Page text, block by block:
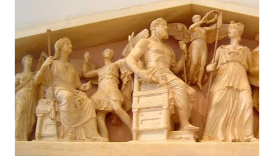
цветом, Юные, тех же… Младостью чуждые смерти… Оных
жен воспевайте, о Музы… Всех, с которыми Зевс
Олимпийский возлег дальнегромный, Семя излив… Также и
тех, Посейдон которых… 2 (56) Дева Пандора в чертогах
преславного Девкалиона С мощным Зевсом -отцом, что
владыка над всеми богами, Ложем она сочеталась, родив
многоборного Грека… 3 (7) Ею, принявшей зачатье от
радостногромного Зевса , Двое сынов рождены: Македон
конеборный с Магнетом, Во Пиерийском краю...